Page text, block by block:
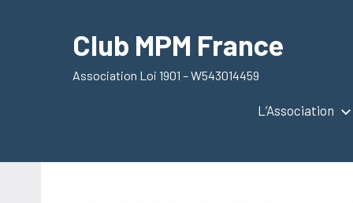
Club MPM France
Association Loi 1901 – W543014459
L’Association